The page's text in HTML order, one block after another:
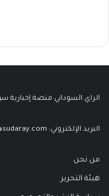
الراي السوداني منصة إخبارية
البريد الإلكتروني:
من نحن
هيئة التحرير